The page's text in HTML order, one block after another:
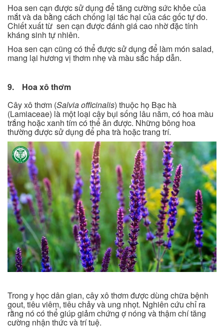
Hoa sen cạn được sử dụng để tăng cường sức khỏe của
mắt và da bằng cách chống lại tác hại của các gốc tự do.
Chiết xuất từ sen cạn được đánh giá cao nhờ đặc tính
kháng sinh tự nhiên.
Hoa sen cạn cũng có thể được sử dụng để làm món salad,
mang lại hương vị thơm nhẹ và màu sắc hấp dẫn.
9. Hoa xô thơm
Cây xô thơm (Salvia officinalis) thuộc họ Bạc hà
(Lamiaceae) là một loại cây bụi sống lâu năm, có hoa màu
trắng hoặc xanh tím có thể ăn được. Những bông hoa
thường được sử dụng để pha trà hoặc trang trí.
Trong y học dân gian, cây xô thơm được dùng chữa bệnh
gout, tiêu viêm, tiêu chảy và ung nhọt. Nghiên cứu chỉ ra
rằng nó có thể giúp giảm chứng ợ nóng và thậm chí tăng
cường nhận thức và trí tuệ.